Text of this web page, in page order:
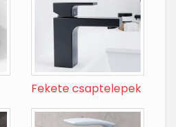
Fekete csaptelepek